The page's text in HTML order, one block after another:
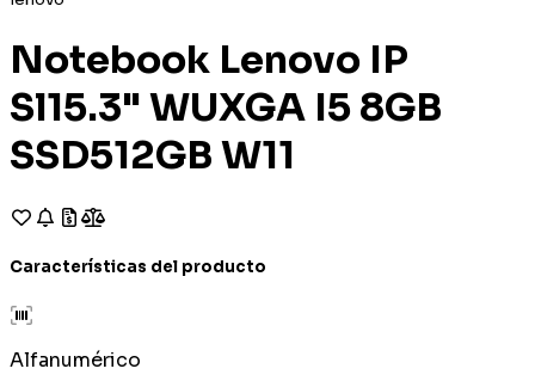
Notebook Lenovo IP
Sl15.3" WUXGA I5 8GB
SSD512GB W11
Características del producto
Alfanumérico